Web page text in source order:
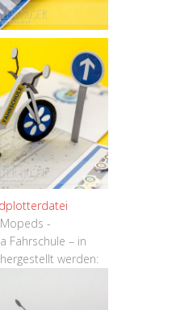
-
Fahrschule – in
werden: